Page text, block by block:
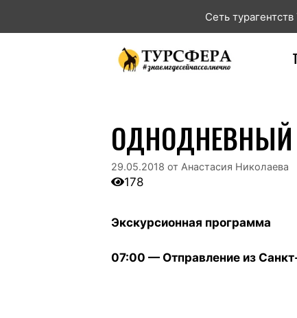
Сеть
ОДНОДНЕВНЫЙ
29.05.2018 от Анастасия Николаева
178
Экскурсионная программа
07:00 — Отправление из